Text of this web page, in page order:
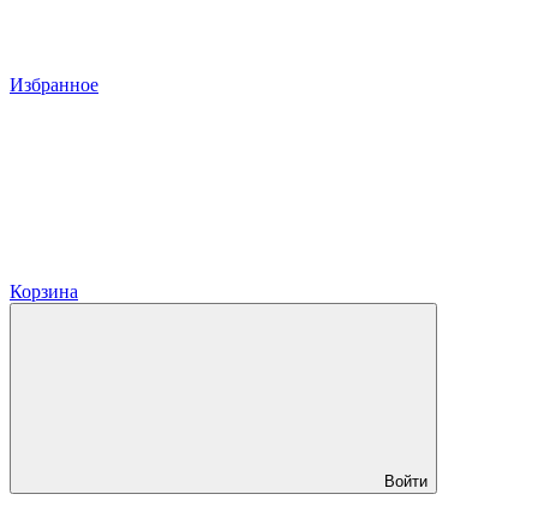
Избранное
Корзина
Войти